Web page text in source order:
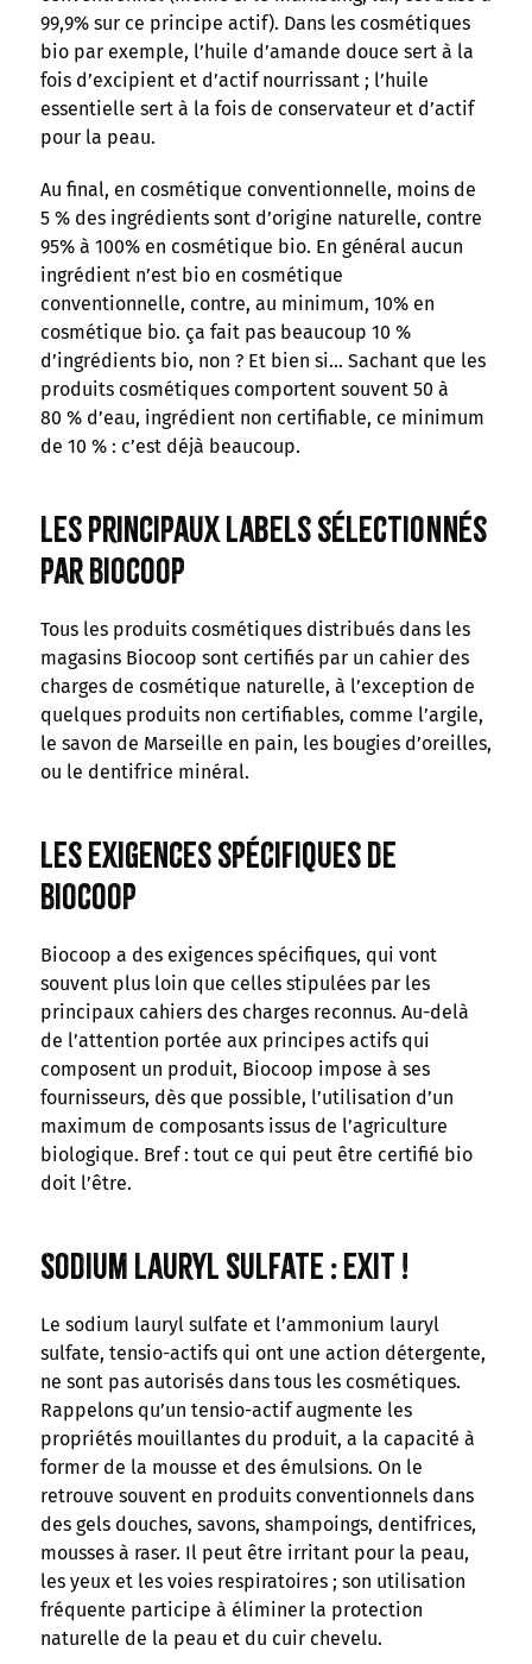
99,9% sur ce principe actif). Dans les cosmétiques
bio par exemple, l’huile d’amande douce sert à la
fois d’excipient et d’actif nourrissant ; l’huile
essentielle sert à la fois de conservateur et d’actif
pour la peau.
Au final, en cosmétique conventionnelle, moins de
5 % des ingrédients sont d’origine naturelle, contre
95% à 100% en cosmétique bio. En général aucun
ingrédient n’est bio en cosmétique
conventionnelle, contre, au minimum, 10% en
cosmétique bio. ça fait pas beaucoup 10 %
d’ingrédients bio, non ? Et bien si… Sachant que les
produits cosmétiques comportent souvent 50 à
80 % d’eau, ingrédient non certifiable, ce minimum
de 10 % : c’est déjà beaucoup.
Les principaux labels sélectionnés
par Biocoop
Tous les produits cosmétiques distribués dans les
magasins Biocoop sont certifiés par un cahier des
charges de cosmétique naturelle, à l’exception de
quelques produits non certifiables, comme l’argile,
le savon de Marseille en pain, les bougies d’oreilles,
ou le dentifrice minéral.
Les exigences spécifiques de
Biocoop
Biocoop a des exigences spécifiques, qui vont
souvent plus loin que celles stipulées par les
principaux cahiers des charges reconnus. Au-delà
de l’attention portée aux principes actifs qui
composent un produit, Biocoop impose à ses
fournisseurs, dès que possible, l’utilisation d’un
maximum de composants issus de l’agriculture
biologique. Bref : tout ce qui peut être certifié bio
doit l’être.
Sodium Lauryl Sulfate : exit !
Le sodium lauryl sulfate et l’ammonium lauryl
sulfate, tensio-actifs qui ont une action détergente,
ne sont pas autorisés dans tous les cosmétiques.
Rappelons qu’un tensio-actif augmente les
propriétés mouillantes du produit, a la capacité à
former de la mousse et des émulsions. On le
retrouve souvent en produits conventionnels dans
des gels douches, savons, shampoings, dentifrices,
mousses à raser. Il peut être irritant pour la peau,
les yeux et les voies respiratoires ; son utilisation
fréquente participe à éliminer la protection
naturelle de la peau et du cuir chevelu.